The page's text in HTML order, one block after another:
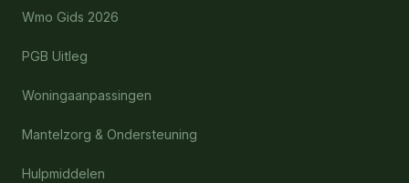
Wmo Gids 2026
PGB Uitleg
Woningaanpassingen
Mantelzorg & Ondersteuning
Hulpmiddelen